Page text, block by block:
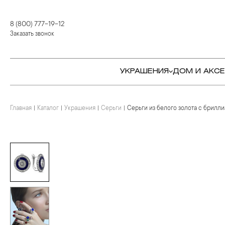
8 (800) 777-19-12
Заказать звонок
УКРАШЕНИЯ
КОЛЬЦА
БРОШИ
КОЛЬЕ
ЦЕПИ
ДОМ И
СТОЛОВЫЕ ПРИБОРЫ
ДЛЯ КОФЕ
БАР
ДЕТЯМ
КОЛЬЦА
КОЛЬЕ И ПОДВЕСКИ
БРОШИ
КАМНЕРЕЗНОЕ
ИСКУССТВО
Главная Каталог Украшения Серьги Серьги из белого золота с